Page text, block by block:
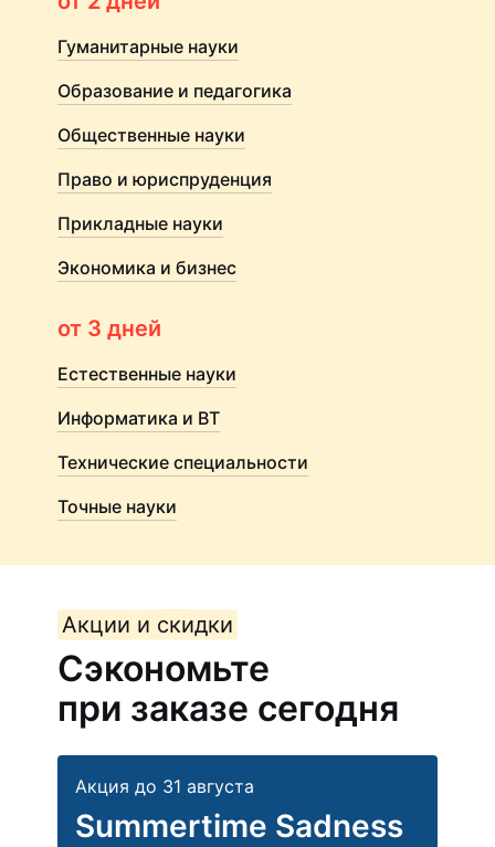
Гуманитарные науки
Образование и педагогика
Общественные науки
Право и юриспруденция
Прикладные науки
Экономика и бизнес
от 3 дней
Естественные науки
Информатика и ВТ
Технические специальности
Точные науки
Акции и скидки
Сэкономьте
при заказе сегодня
Акция до 31 августа
Summertime Sadness